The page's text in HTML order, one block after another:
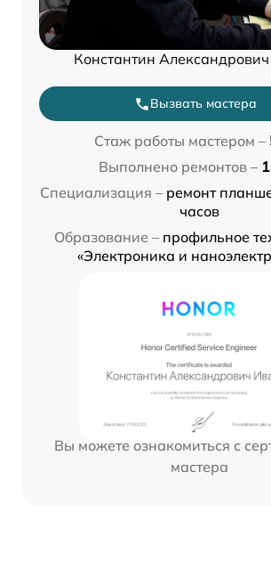
Константин
Вызвать мастера
Стаж работы мастером –
Выполнено ремонтов –
Специализация – ремонт
часов
Образование – профильное
«Электроника и
Вы можете ознакомиться с
мастера